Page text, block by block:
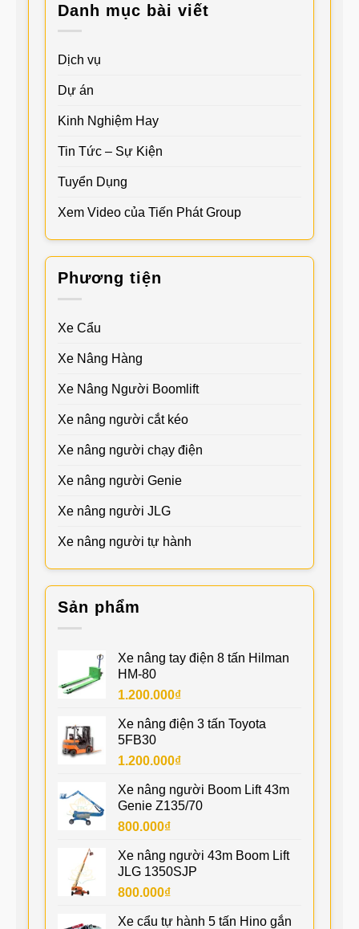
Danh mục bài viết
Dịch vụ
Dự án
Kinh Nghiệm Hay
Tin Tức – Sự Kiện
Tuyển Dụng
Xem Video của Tiến Phát Group
Phương tiện
Xe Cẩu
Xe Nâng Hàng
Xe Nâng Người Boomlift
Xe nâng người cắt kéo
Xe nâng người chạy điện
Xe nâng người Genie
Xe nâng người JLG
Xe nâng người tự hành
Sản phẩm
Xe nâng tay điện 8 tấn Hilman
HM-80
1.200.000₫
Xe nâng điện 3 tấn Toyota
5FB30
1.200.000₫
Xe nâng người Boom Lift 43m
Genie Z135/70
800.000₫
Xe nâng người 43m Boom Lift
JLG 1350SJP
800.000₫
Xe cẩu tự hành 5 tấn Hino gắn